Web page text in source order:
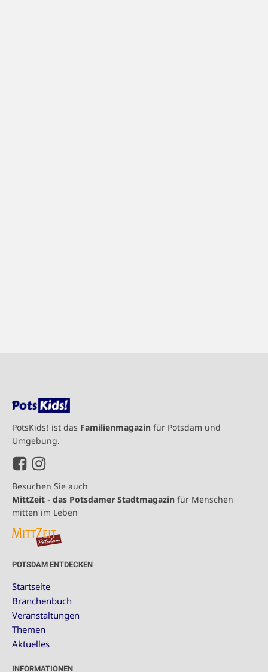
PotsKids! ist das Familienmagazin für Potsdam und
Umgebung.
Besuchen Sie auch
MittZeit - das Potsdamer Stadtmagazin für Menschen
mitten im Leben
POTSDAM ENTDECKEN
Startseite
Branchenbuch
Veranstaltungen
Themen
Aktuelles
INFORMATIONEN